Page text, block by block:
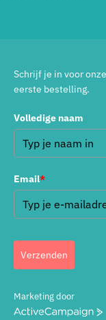
Schrijf je in voor
eerste bestelling.
Volledige naam
Email*
Verzenden
Marketing door
ActiveCampaign